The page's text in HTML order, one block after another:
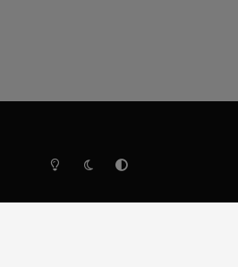
Světlý režimTmavý režimPředvolba systému